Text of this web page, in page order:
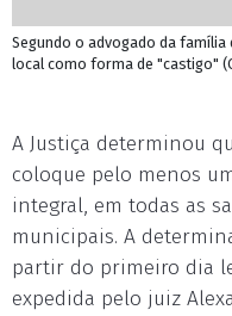
Segundo o advogado da
local como forma de "castigo"
A Justiça determinou
coloque pelo menos
integral, em todas as
municipais. A
partir do primeiro dia
expedida pelo juiz